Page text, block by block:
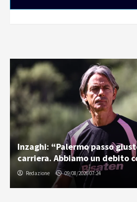
Inzaghi: “Palermo passo
carriera. Abbiamo un debito
Redazione 09/08/2026 07:24